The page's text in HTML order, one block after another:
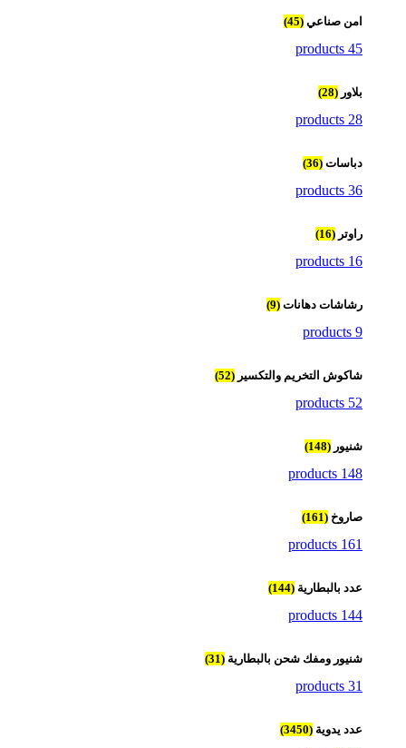
امن صناعي (45)
45 products
بلاور (28)
28 products
دباسات (36)
36 products
راوتر (16)
16 products
رشاشات دهانات (9)
9 products
شاكوش التخريم والتكسير (52)
52 products
شنيور (148)
148 products
صاروخ (161)
161 products
عدد بالبطارية (144)
144 products
شنيور ومفك شحن بالبطارية (31)
31 products
عدد يدوية (3450)